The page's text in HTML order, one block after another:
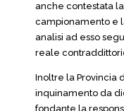
anche contestata
campionamento e
analisi ad esso
reale
Inoltre la Provincia
inquinamento da
fondante la